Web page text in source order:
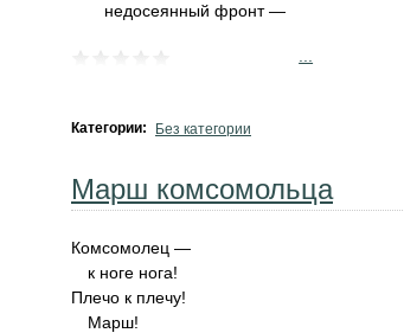
недосеянный фронт —
Категории: Без категории
Марш комсомольца
Комсомолец —
к ноге нога!
Плечо к плечу!
Марш!